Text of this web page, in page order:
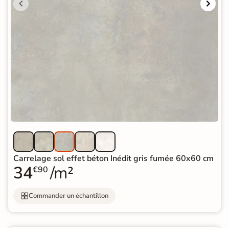
Carrelage sol effet béton Inédit gris fumée 60x60 cm
34€90 /m²
Commander un échantillon